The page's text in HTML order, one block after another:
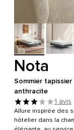
Nota
Sommier
anthracite
1 avis
Allure inspirée des
hôtelier dans la